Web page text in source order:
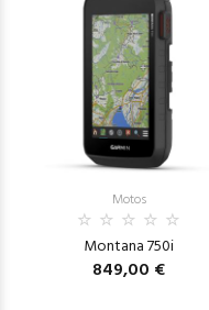
Motos
Montana 750i
849,00 €